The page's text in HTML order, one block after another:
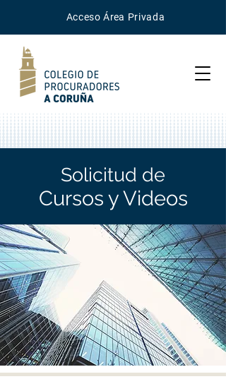
AccesoÁrea Privada
Solicitud de
Cursos y Videos